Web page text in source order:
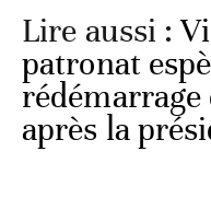
Lire aussi :
patronat
rédémarrage
après la